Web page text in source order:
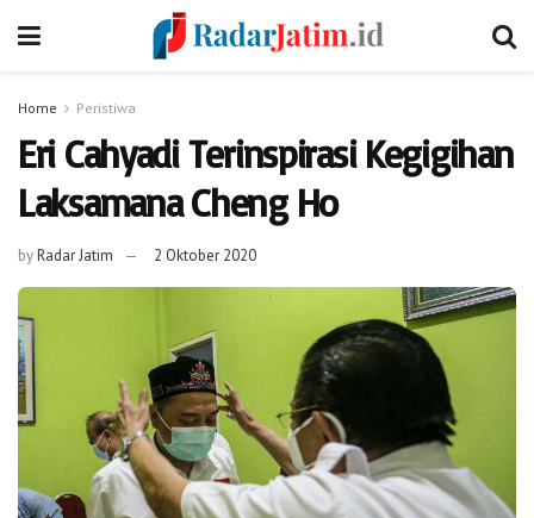
Home Peristiwa
Eri Cahyadi Terinspirasi Kegigihan
Laksamana Cheng Ho
byRadar Jatim 2 Oktober 2020